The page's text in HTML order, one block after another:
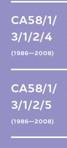
CA58/1/
3/1/2/4
(1986—2008)
CA58/1/
3/1/2/5
(1986—2008)